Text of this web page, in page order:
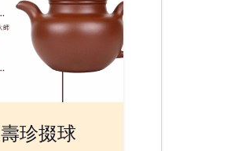
壽珍掇球